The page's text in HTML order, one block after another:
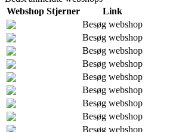
Webshop Stjerner
Link
Besøg webshop
Besøg webshop
Besøg webshop
Besøg webshop
Besøg webshop
Besøg webshop
Besøg webshop
Besøg webshop
Besøg webshop